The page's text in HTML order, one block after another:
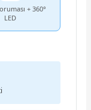
+ 360°
LED